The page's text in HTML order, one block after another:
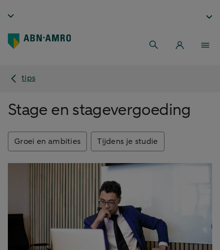
tips
Stage en stagevergoeding
Groei en ambities Tijdens je studie